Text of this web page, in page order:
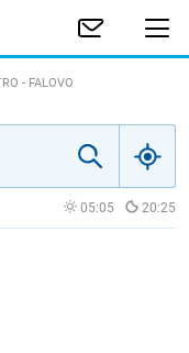
- FALOVO
05:05 20:25